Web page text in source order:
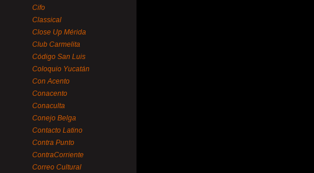
Cifo
Classical
Close Up Mérida
Club Carmelita
Código San Luis
Coloquio Yucatán
Con Acento
Conacento
Conaculta
Conejo Belga
Contacto Latino
Contra Punto
ContraCorriente
Correo Cultural